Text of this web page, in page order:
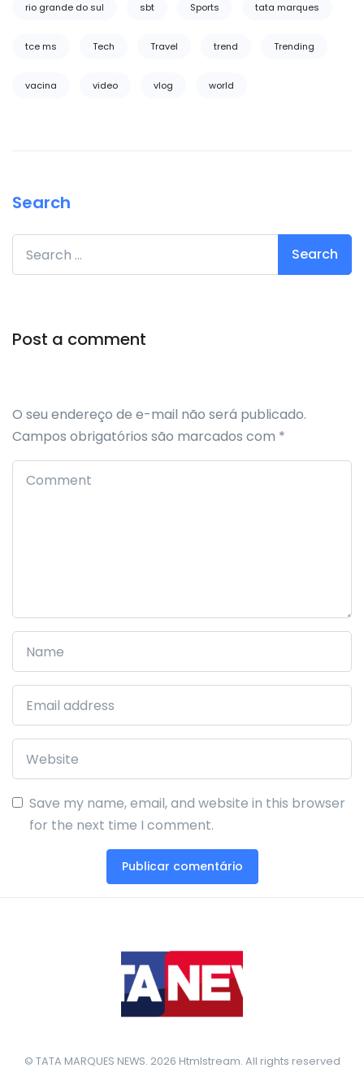
rio grande do sul sbt Sports tata marques
tce ms Tech Travel trend Trending
vacina video vlog world
Search
Search for:
Post a comment
O seu endereço de e-mail não será publicado.
Campos obrigatórios são marcados com *
Save my name, email, and website in this browser
for the next time I comment.
© TATA MARQUES NEWS. 2026 Htmlstream. All rights reserved